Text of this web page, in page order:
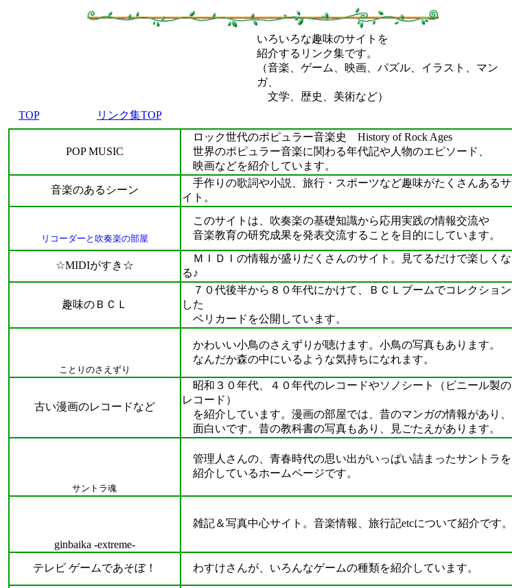
いろいろな趣味のサイトを
紹介するリンク集です。
（音楽、ゲーム、映画、パズル、イラスト、マン
ガ、
文学、歴史、美術など）
TOP
リンク集TOP
POP MUSIC
ロック世代のポピュラー音楽史 History of Rock Ages
世界のポピュラー音楽に関わる年代記や人物のエピソード、
映画などを紹介しています。
音楽のあるシーン
手作りの歌詞や小説、旅行・スポーツなど趣味がたくさんあるサ
イト。
リコーダーと吹奏楽の部屋
このサイトは、吹奏楽の基礎知識から応用実践の情報交流や
音楽教育の研究成果を発表交流することを目的にしています。
☆MIDIがすき☆
ＭＩＤＩの情報が盛りだくさんのサイト。見てるだけで楽しくな
る♪
趣味のＢＣＬ
７０代後半から８０年代にかけて、ＢＣＬブームでコレクション
した
ベリカードを公開しています。
ことりのさえずり
かわいい小鳥のさえずりが聴けます。小鳥の写真もあります。
なんだか森の中にいるような気持ちになれます。
古い漫画のレコードなど
昭和３０年代、４０年代のレコードやソノシート（ビニール製の
レコード）
を紹介しています。漫画の部屋では、昔のマンガの情報があり、
面白いです。昔の教科書の写真もあり、見ごたえがあります。
サントラ魂
管理人さんの、青春時代の思い出がいっぱい詰まったサントラを
紹介しているホームページです。
ginbaika -extreme-
雑記＆写真中心サイト。音楽情報、旅行記etcについて紹介です。
テレビ ゲームであそぼ！ わすけさんが、いろんなゲームの種類を紹介しています。